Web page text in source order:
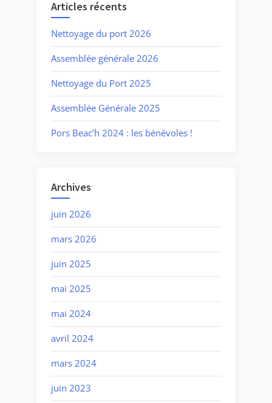
Articles récents
Nettoyage du port 2026
Assemblée générale 2026
Nettoyage du Port 2025
Assemblée Générale 2025
Pors Beac’h 2024 : les bénévoles !
Archives
juin 2026
mars 2026
juin 2025
mai 2025
mai 2024
avril 2024
mars 2024
juin 2023